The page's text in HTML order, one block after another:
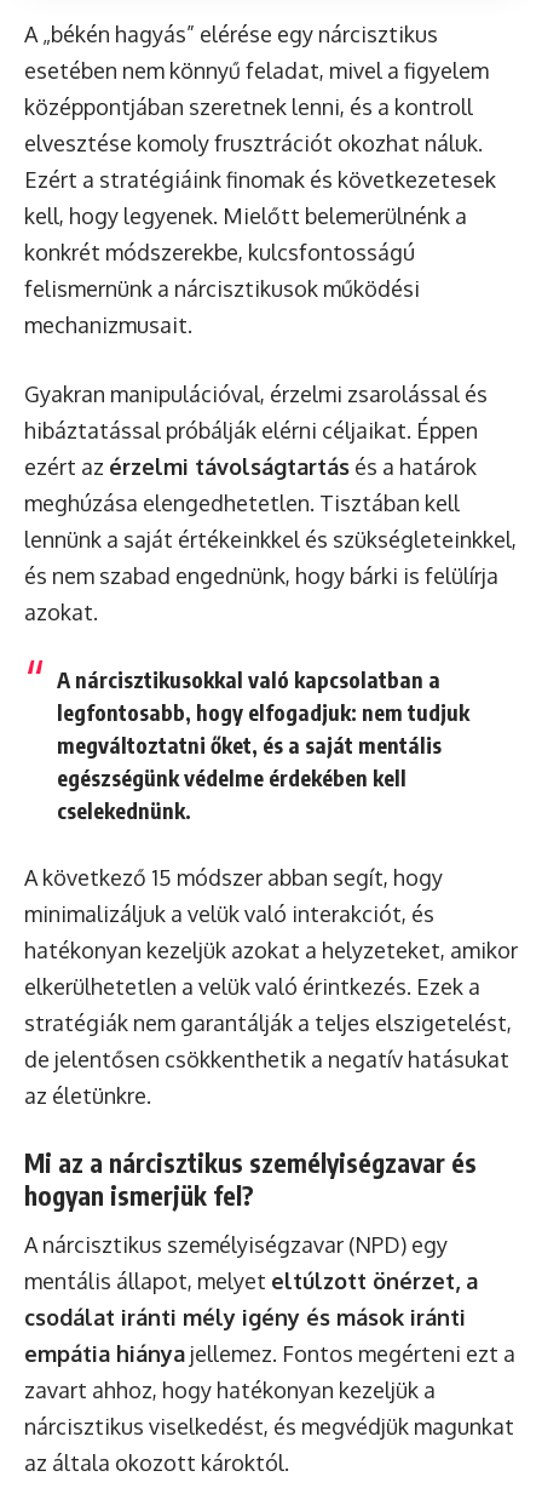
A „békén hagyás” elérése egy nárcisztikus
esetében nem könnyű feladat, mivel a figyelem
középpontjában szeretnek lenni, és a kontroll
elvesztése komoly frusztrációt okozhat náluk.
Ezért a stratégiáink finomak és következetesek
kell, hogy legyenek. Mielőtt belemerülnénk a
konkrét módszerekbe, kulcsfontosságú
felismernünk a nárcisztikusok működési
mechanizmusait.
Gyakran manipulációval, érzelmi zsarolással és
hibáztatással próbálják elérni céljaikat. Éppen
ezért az érzelmi távolságtartás és a határok
meghúzása elengedhetetlen. Tisztában kell
lennünk a saját értékeinkkel és szükségleteinkkel,
és nem szabad engednünk, hogy bárki is felülírja
azokat.
A nárcisztikusokkal való kapcsolatban a
legfontosabb, hogy elfogadjuk: nem tudjuk
megváltoztatni őket, és a saját mentális
egészségünk védelme érdekében kell
cselekednünk.
A következő 15 módszer abban segít, hogy
minimalizáljuk a velük való interakciót, és
hatékonyan kezeljük azokat a helyzeteket, amikor
elkerülhetetlen a velük való érintkezés. Ezek a
stratégiák nem garantálják a teljes elszigetelést,
de jelentősen csökkenthetik a negatív hatásukat
az életünkre.
Mi az a nárcisztikus személyiségzavar és
hogyan ismerjük fel?
A nárcisztikus személyiségzavar (NPD) egy
mentális állapot, melyet eltúlzott önérzet, a
csodálat iránti mély igény és mások iránti
empátia hiánya jellemez. Fontos megérteni ezt a
zavart ahhoz, hogy hatékonyan kezeljük a
nárcisztikus viselkedést, és megvédjük magunkat
az általa okozott károktól.